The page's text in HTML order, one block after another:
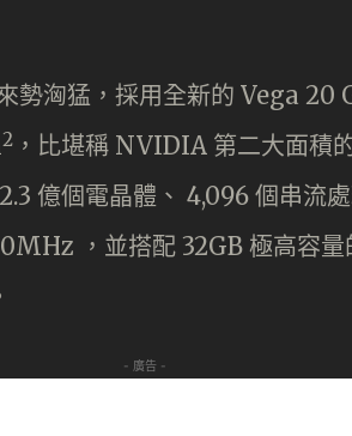
洶猛，採用全新的 Vega 20
2 ，比堪稱 NVIDIA 第二大面
億個電晶體、 4,096 個串流
，並搭配 32GB 極高容
- 廣告 -